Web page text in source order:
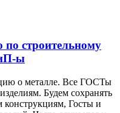
строительному
ы
о металле. Все ГОСТы
Будем сохранять
конструкциям, Госты и